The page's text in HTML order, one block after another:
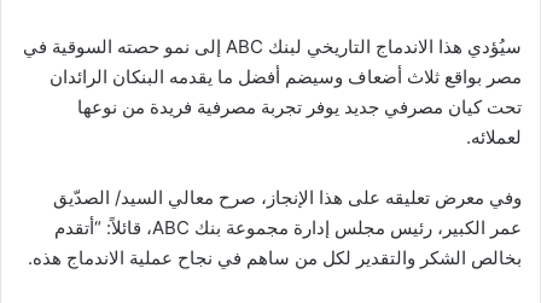
سيُؤدي هذا الاندماج التاريخي لبنك ABC إلى نمو حصته السوقية في
مصر بواقع ثلاث أضعاف وسيضم أفضل ما يقدمه البنكان الرائدان
تحت كيان مصرفي جديد يوفر تجربة مصرفية فريدة من نوعها
لعملائه.
وفي معرض تعليقه على هذا الإنجاز، صرح معالي السيد/ الصدّيق
عمر الكبير، رئيس مجلس إدارة مجموعة بنك ABC، قائلاً: “أتقدم
بخالص الشكر والتقدير لكل من ساهم في نجاح عملية الاندماج هذه.